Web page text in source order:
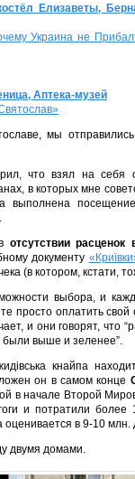
Елизаветы,
Украина не
Аптека-музей
мы
что взял на себя
в которых мне
выполнена
.
отсутствии
документу
(в котором, кстати,
выбора, и
просто оплатить
и они говорят,
были выше и зеленее”.
кнайпа
он в самом конце
в начале Второй
и потратили
оценивается в 9-10
двумя домами.